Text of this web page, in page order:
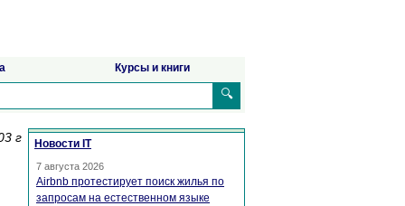
Курсы и книги
🔍
г Новости IT
7 августа 2026
Airbnb протестирует поиск жилья по
запросам на естественном языке